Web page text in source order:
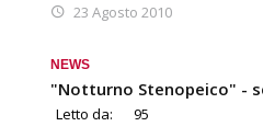
23 Agosto 2010
NEWS
"Notturno Stenopeico" -
Letto da: 95